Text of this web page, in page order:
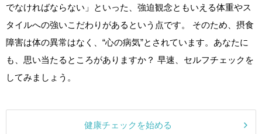
でなければならない」といった、強迫観念ともいえる体重やス
タイルへの強いこだわりがあるという点です。 そのため、摂食
障害は体の異常はなく、“心の病気”とされています。あなたに
も、思い当たるところがありますか？ 早速、セルフチェックを
してみましょう。
健康チェックを始める